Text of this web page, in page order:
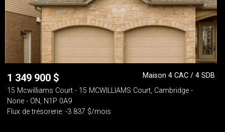
1 349 900 $
Maison 4 CAC / 4 SDB
15 Mcwilliams Court - 15 MCWILLIAMS Court, Cambridge -
None - ON, N1P 0A9
Flux de trésorerie: -3 837 $/mois